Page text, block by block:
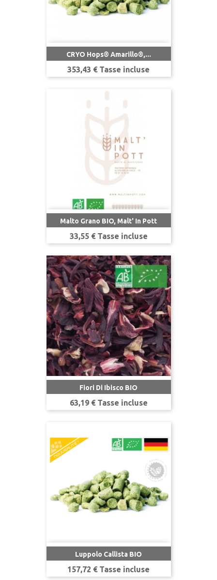
CRYO Hops® Amarillo®,...
Prezzo
353,43 € Tasse incluse
Malto Grano BIO, Malt' In Pott
Prezzo
33,55 € Tasse incluse
Fiori Di Ibisco BIO
Prezzo
63,19 € Tasse incluse
Luppolo Callista BIO
Prezzo
157,72 € Tasse incluse